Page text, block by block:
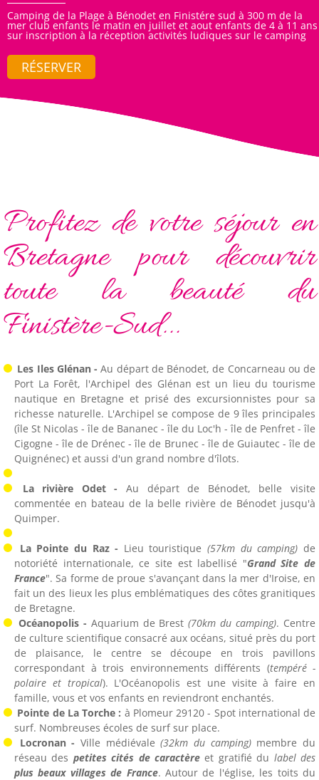
Camping de la Plage à Bénodet en Finistére sud à 300 m de la
mer club enfants le matin en juillet et aout enfants de 4 à 11 ans
sur inscription à la réception activités ludiques sur le camping
RÉSERVER
Profitez de votre séjour en
Bretagne pour découvrir
toute la beauté du
Finistère-Sud...
Les Iles Glénan - Au départ de Bénodet, de Concarneau ou de
Port La Forêt, l'Archipel des Glénan est un lieu du tourisme
nautique en Bretagne et prisé des excursionnistes pour sa
richesse naturelle. L'Archipel se compose de 9 îles principales
(île St Nicolas - île de Bananec - île du Loc'h - île de Penfret - île
Cigogne - île de Drénec - île de Brunec - île de Guiautec - île de
Quignénec) et aussi d'un grand nombre d'îlots.
La rivière Odet - Au départ de Bénodet, belle visite
commentée en bateau de la belle rivière de Bénodet jusqu'à
Quimper.
La Pointe du Raz - Lieu touristique(57km du camping) de
notoriété internationale, ce site est labellisé "Grand Site de
France". Sa forme de proue s'avançant dans la mer d'Iroise, en
fait un des lieux les plus emblématiques des côtes granitiques
de Bretagne.
Océanopolis - Aquarium de Brest(70km du camping). Centre
de culture scientifique consacré aux océans, situé près du port
de plaisance, le centre se découpe en trois pavillons
correspondant à trois environnements différents (tempéré -
polaire et tropical). L'Océanopolis est une visite à faire en
famille, vous et vos enfants en reviendront enchantés.
Pointe de La Torche : à Plomeur 29120 - Spot international de
surf. Nombreuses écoles de surf sur place.
Locronan - Ville médiévale(32km du camping)membre du
réseau des petites cités de caractère et gratifié du label des
plus beaux villages de France. Autour de l'église, les toits du